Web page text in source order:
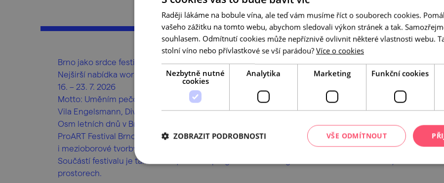
Brno jako srdce festivalu. Týden, který vás rozhýbe i promění.
Nejširší nabídka workshopů, večerní program, bonusové lekce zdarma a jedinečná atmosféra.
16. – 23. 7. 2026
Motto: Uměním pečovat o duši
Vila Engelsmann, Divadlo na Výstavišti, Brno
Osm letních dnů v Brně, kdy se umění stává prostorem pro tvorbu, setkání i návrat k sobě.
ProART Festival Brno 2026 nabídne workshopy tance, zpěvu, herectví, psaní, hudby, fotografie
i mezioborové tvorby pod vedením výrazných osobností české a slovenské umělecké scény.
Součástí festivalu je také bohatý večerní program ve Ville Engelsmann a dalších brněnských
prostorech.
Raději lákáme na bobule vína, ale teď vám musíme říct o souborech cookies.
vašeho zážitku na tomto webu, abychom sledovali výkon stránek a tak.
souhlasem. Odmítnutí cookies může nepříznivě ovlivnit některé vlastnosti webu.
stolní víno nebo přívlastkové se vší parádou? Více o cookies
Nezbytně nutné
cookies
Analytika Marketing Funkční cookies
VŠE ODMÍTNOUT
ZOBRAZIT PODROBNOSTI